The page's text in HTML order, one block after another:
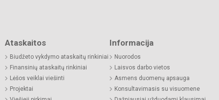
Ataskaitos
Biudžeto vykdymo ataskaitų rinkiniai
Finansinių ataskaitų rinkiniai
Lėšos veiklai viešinti
Projektai
Informacija
Nuorodos
Laisvos darbo vietos
Asmens duomenų apsauga
Konsultavimasis su visuomene